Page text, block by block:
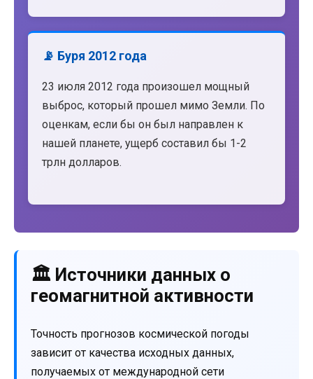
📡 Буря 2012 года
23 июля 2012 года произошел мощный
выброс, который прошел мимо Земли. По
оценкам, если бы он был направлен к
нашей планете, ущерб составил бы 1-2
трлн долларов.
🏛️ Источники данных о
геомагнитной активности
Точность прогнозов космической погоды
зависит от качества исходных данных,
получаемых от международной сети